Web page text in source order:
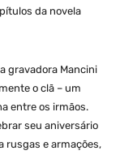
da novela
gravadora Mancini
o clã – um
entre os irmãos.
seu aniversário
rusgas e armações,